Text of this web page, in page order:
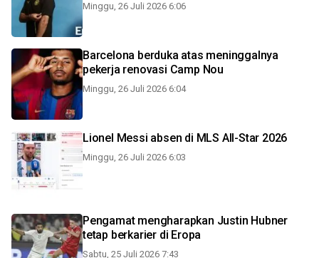
Minggu, 26 Juli 2026 6:06
Barcelona berduka atas meninggalnya
pekerja renovasi Camp Nou
Minggu, 26 Juli 2026 6:04
Lionel Messi absen di MLS All-Star 2026
Minggu, 26 Juli 2026 6:03
Pengamat mengharapkan Justin Hubner
tetap berkarier di Eropa
Sabtu, 25 Juli 2026 7:43